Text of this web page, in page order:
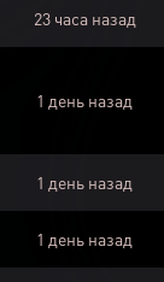
23 часа назад
1 день назад
1 день назад
1 день назад